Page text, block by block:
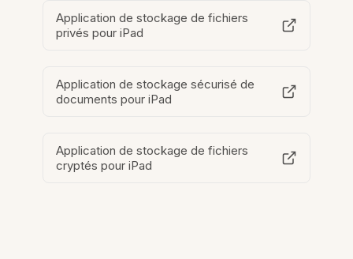
Application de stockage de fichiers
privés pour iPad
Application de stockage sécurisé de
documents pour iPad
Application de stockage de fichiers
cryptés pour iPad